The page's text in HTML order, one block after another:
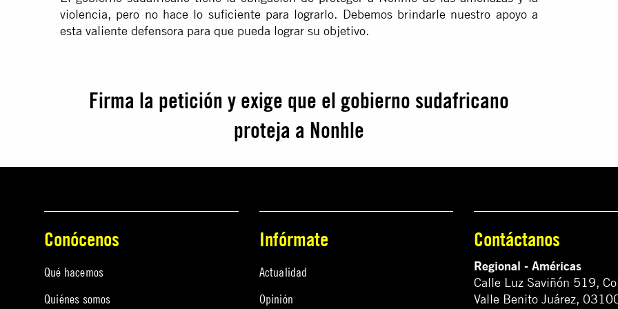
violencia, pero no hace lo suficiente para lograrlo. Debemos brindarle nuestro apoyo a
esta valiente defensora para que pueda lograr su objetivo.
Firma la petición y exige que el gobierno sudafricano
proteja a Nonhle
Conócenos
Qué hacemos
Quiénes somos
Infórmate
Actualidad
Opinión
Contáctanos
Regional - Américas
Calle Luz Saviñón 519,
Valle Benito Juárez,